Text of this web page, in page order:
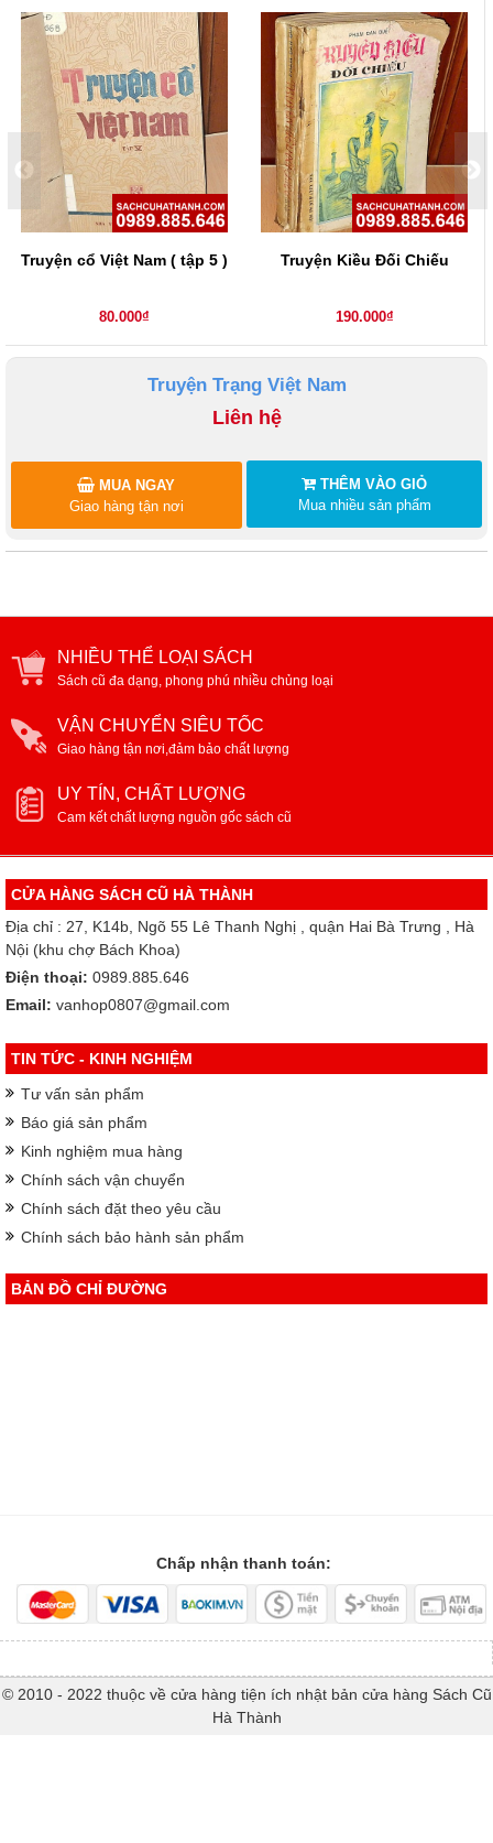
Truyện cổ Việt Nam ( tập 5 )
80.000₫
Truyện Kiều Đối Chiếu
190.000₫
Truyện Trạng Việt Nam
Liên hệ
THÊM VÀO GIỎ
Mua nhiều sản phẩm
MUA NGAY
Giao hàng tận nơi
NHIỀU THỂ LOẠI SÁCH
Sách cũ đa dạng, phong phú nhiều chủng loại
VẬN CHUYỂN SIÊU TỐC
Giao hàng tận nơi,đảm bảo chất lượng
UY TÍN, CHẤT LƯỢNG
Cam kết chất lượng nguồn gốc sách cũ
CỬA HÀNG SÁCH CŨ HÀ THÀNH
Địa chỉ : 27, K14b, Ngõ 55 Lê Thanh Nghị , quận Hai Bà Trưng , Hà
Nội (khu chợ Bách Khoa)
Điện thoại: 0989.885.646
Email: vanhop0807@gmail.com
TIN TỨC - KINH NGHIỆM
Tư vấn sản phẩm
Báo giá sản phẩm
Kinh nghiệm mua hàng
Chính sách vận chuyển
Chính sách đặt theo yêu cầu
Chính sách bảo hành sản phẩm
BẢN ĐỒ CHỈ ĐƯỜNG
Chấp nhận thanh toán:
© 2010 - 2022 thuộc về cửa hàng tiện ích nhật bản cửa hàng Sách Cũ
Hà Thành